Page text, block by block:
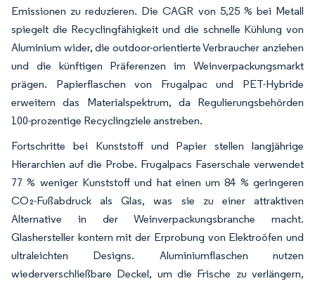
Emissionen zu reduzieren. Die CAGR von 5,25 % bei Metall
spiegelt die Recyclingfähigkeit und die schnelle Kühlung von
Aluminium wider, die outdoor-orientierte Verbraucher anziehen
und die künftigen Präferenzen im Weinverpackungsmarkt
prägen. Papierflaschen von Frugalpac und PET-Hybride
erweitern das Materialspektrum, da Regulierungsbehörden
100-prozentige Recyclingziele anstreben.
Fortschritte bei Kunststoff und Papier stellen langjährige
Hierarchien auf die Probe. Frugalpacs Faserschale verwendet
77 % weniger Kunststoff und hat einen um 84 % geringeren
CO₂-Fußabdruck als Glas, was sie zu einer attraktiven
Alternative in der Weinverpackungsbranche macht.
Glashersteller kontern mit der Erprobung von Elektroöfen und
ultraleichten Designs. Aluminiumflaschen nutzen
wiederverschließbare Deckel, um die Frische zu verlängern,